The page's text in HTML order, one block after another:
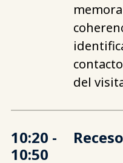
del
10:20 -
10:50